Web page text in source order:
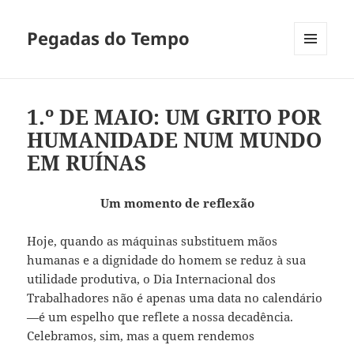
Pegadas do Tempo
1.º DE MAIO: UM GRITO POR
HUMANIDADE NUM MUNDO
EM RUÍNAS
Um momento de reflexão
Hoje, quando as máquinas substituem mãos
humanas e a dignidade do homem se reduz à sua
utilidade produtiva, o Dia Internacional dos
Trabalhadores não é apenas uma data no calendário
—é um espelho que reflete a nossa decadência.
Celebramos, sim, mas a quem rendemos